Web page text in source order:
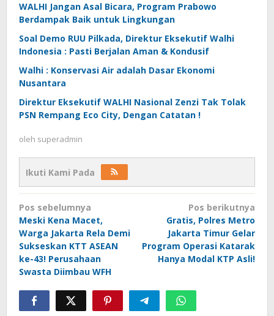
WALHI Jangan Asal Bicara, Program Prabowo
Berdampak Baik untuk Lingkungan
Soal Demo RUU Pilkada, Direktur Eksekutif Walhi
Indonesia : Pasti Berjalan Aman & Kondusif
Walhi : Konservasi Air adalah Dasar Ekonomi
Nusantara
Direktur Eksekutif WALHI Nasional Zenzi Tak Tolak
PSN Rempang Eco City, Dengan Catatan !
oleh superadmin
Ikuti Kami Pada
Navigasi
pos
Pos sebelumnya
Meski Kena Macet,
Warga Jakarta Rela Demi
Sukseskan KTT ASEAN
ke-43! Perusahaan
Swasta Diimbau WFH
Pos berikutnya
Gratis, Polres Metro
Jakarta Timur Gelar
Program Operasi Katarak
Hanya Modal KTP Asli!